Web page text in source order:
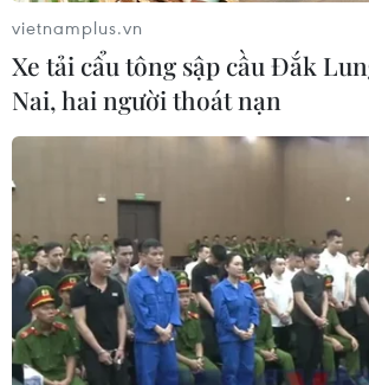
TIN LIÊN QUAN
vietnamplus.vn
Xe tải cẩu tông sập cầu Đắk
Nai, hai người thoát nạn